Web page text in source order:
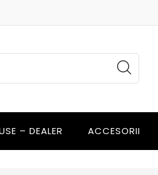
– DEALER ACCESORII